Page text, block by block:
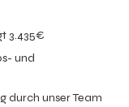
3.435€
und
durch unser Team